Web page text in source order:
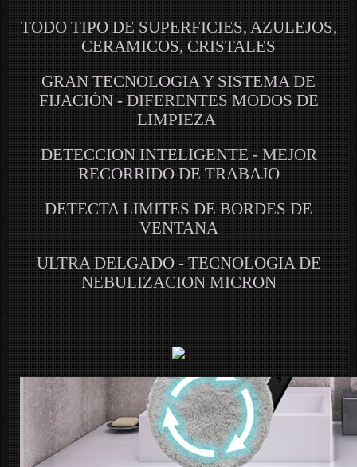
TODO TIPO DE SUPERFICIES, AZULEJOS,
CERAMICOS, CRISTALES
GRAN TECNOLOGIA Y SISTEMA DE
FIJACIÓN - DIFERENTES MODOS DE
LIMPIEZA
DETECCION INTELIGENTE - MEJOR
RECORRIDO DE TRABAJO
DETECTA LIMITES DE BORDES DE
VENTANA
ULTRA DELGADO - TECNOLOGIA DE
NEBULIZACION MICRON